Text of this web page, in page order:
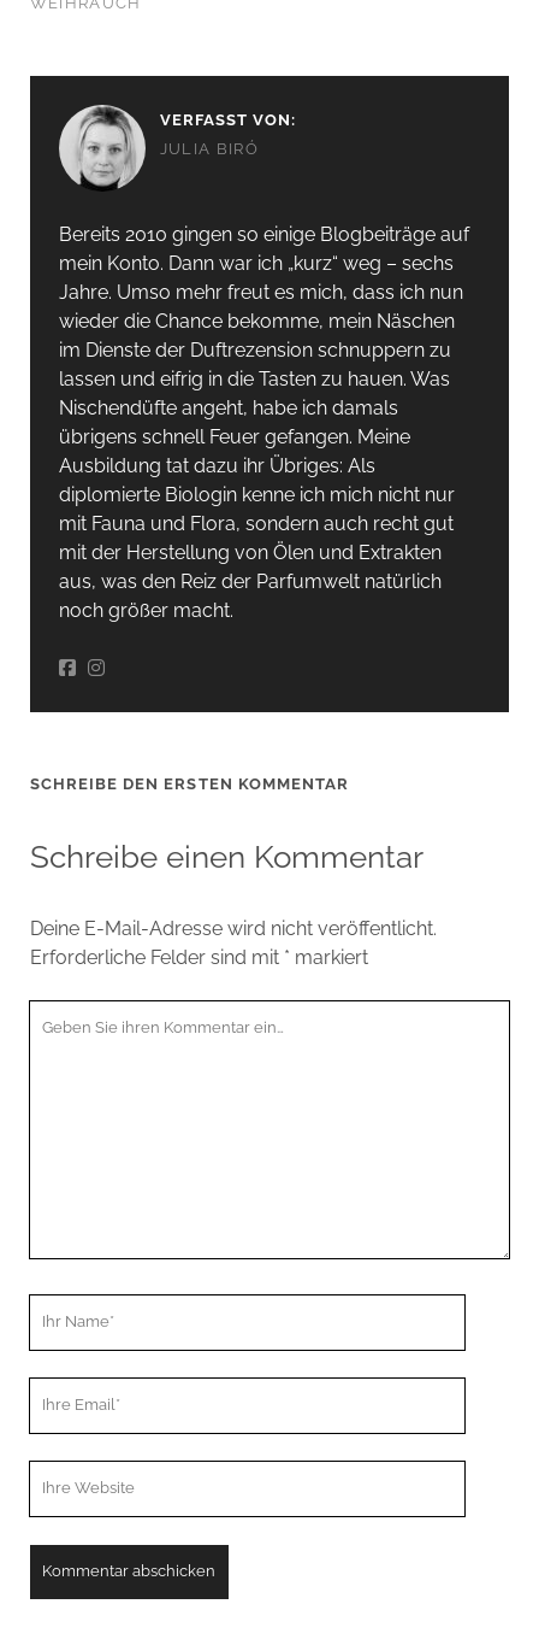
VERFASST VON:
JULIA BIRÓ
Bereits 2010 gingen so einige Blogbeiträge auf
mein Konto. Dann war ich „kurz“ weg – sechs
Jahre. Umso mehr freut es mich, dass ich nun
wieder die Chance bekomme, mein Näschen
im Dienste der Duftrezension schnuppern zu
lassen und eifrig in die Tasten zu hauen. Was
Nischendüfte angeht, habe ich damals
übrigens schnell Feuer gefangen. Meine
Ausbildung tat dazu ihr Übriges: Als
diplomierte Biologin kenne ich mich nicht nur
mit Fauna und Flora, sondern auch recht gut
mit der Herstellung von Ölen und Extrakten
aus, was den Reiz der Parfumwelt natürlich
noch größer macht.
SCHREIBE DEN ERSTEN KOMMENTAR
Schreibe einen Kommentar
Deine E-Mail-Adresse wird nicht veröffentlicht.
Erforderliche Felder sind mit * markiert